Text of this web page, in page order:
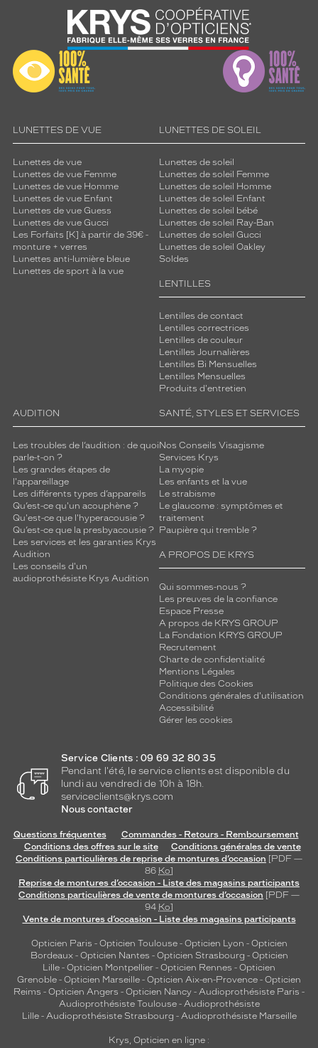
LUNETTES DE VUE
Lunettes de vue
Lunettes de vue Femme
Lunettes de vue Homme
Lunettes de vue Enfant
Lunettes de vue Guess
Lunettes de vue Gucci
Les Forfaits [K] à partir de 39€ -
monture + verres
Lunettes anti-lumière bleue
Lunettes de sport à la vue
LUNETTES DE SOLEIL
Lunettes de soleil
Lunettes de soleil Femme
Lunettes de soleil Homme
Lunettes de soleil Enfant
Lunettes de soleil bébé
Lunettes de soleil Ray-Ban
Lunettes de soleil Gucci
Lunettes de soleil Oakley
Soldes
LENTILLES
Lentilles de contact
Lentilles correctrices
Lentilles de couleur
Lentilles Journalières
Lentilles Bi Mensuelles
Lentilles Mensuelles
Produits d'entretien
AUDITION
Les troubles de l’audition : de quoi
parle-t-on ?
Les grandes étapes de
l'appareillage
Les différents types d’appareils
Qu’est-ce qu'un acouphène ?
Qu'est-ce que l'hyperacousie ?
Qu’est-ce que la presbyacousie ?
Les services et les garanties Krys
Audition
Les conseils d'un
audioprothésiste Krys Audition
SANTÉ, STYLES ET SERVICES
Nos Conseils Visagisme
Services Krys
La myopie
Les enfants et la vue
Le strabisme
Le glaucome : symptômes et
traitement
Paupière qui tremble ?
A PROPOS DE KRYS
Qui sommes-nous ?
Les preuves de la confiance
Espace Presse
A propos de KRYS GROUP
La Fondation KRYS GROUP
Recrutement
Charte de confidentialité
Mentions Légales
Politique des Cookies
Conditions générales d'utilisation
Accessibilité
Gérer les cookies
Service Clients : 09 69 32 80 35
Pendant l'été, le service clients est disponible du
lundi au vendredi de 10h à 18h.
serviceclients@krys.com
Nous contacter
Questions fréquentes
Commandes - Retours - Remboursement
Conditions des offres sur le site
Conditions générales de vente
Conditions particulières de reprise de montures d’occasion [PDF —
86 Ko]
Reprise de montures d’occasion - Liste des magasins participants
Conditions particulières de vente de montures d’occasion [PDF —
94 Ko]
Vente de montures d’occasion - Liste des magasins participants
Opticien Paris - Opticien Toulouse- Opticien Lyon - Opticien
Bordeaux- Opticien Nantes - Opticien Strasbourg - Opticien
Lille - Opticien Montpellier - Opticien Rennes - Opticien
Grenoble - Opticien Marseille - Opticien Aix-en-Provence - Opticien
Reims - Opticien Angers - Opticien Nancy - Audioprothésiste Paris -
Audioprothésiste Toulouse- Audioprothésiste
Lille- Audioprothésiste Strasbourg - Audioprothésiste Marseille
Krys, Opticien en ligne :